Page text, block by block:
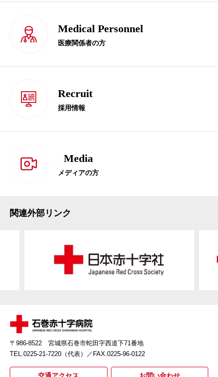
Medical Personnel
医療関係者の方
Recruit
採用情報
Media
メディアの方
関連外部リンク
〒986-8522 宮城県石巻市蛇田字西道下71番地
TEL.0225-21-7220（代表）
／FAX.0225-96-0122
交通アクセス お問い合わせ